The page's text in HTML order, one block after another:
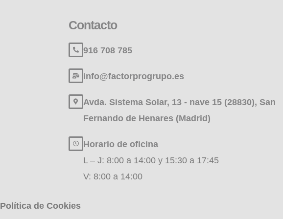
Contacto
916 708 785
info@factorprogrupo.es
Avda. Sistema Solar, 13 - nave 15 (28830), San
Fernando de Henares (Madrid)
Horario de oficina
L – J: 8:00 a 14:00 y 15:30 a 17:45
V: 8:00 a 14:00
Política de Cookies